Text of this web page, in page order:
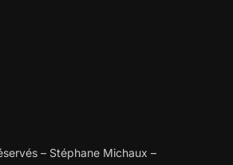
– Stéphane Michaux –